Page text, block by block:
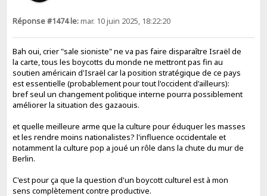
Réponse #1474 le:mar. 10 juin 2025, 18:22:20
Bah oui, crier "sale sioniste" ne va pas faire disparaître Israël de
la carte, tous les boycotts du monde ne mettront pas fin au
soutien américain d'Israël car la position stratégique de ce pays
est essentielle (probablement pour tout l'occident d'ailleurs):
bref seul un changement politique interne pourra possiblement
améliorer la situation des gazaouis.
et quelle meilleure arme que la culture pour éduquer les masses
et les rendre moins nationalistes? l'influence occidentale et
notamment la culture pop a joué un rôle dans la chute du mur de
Berlin.
C'est pour ça que la question d'un boycott culturel est à mon
sens complètement contre productive.